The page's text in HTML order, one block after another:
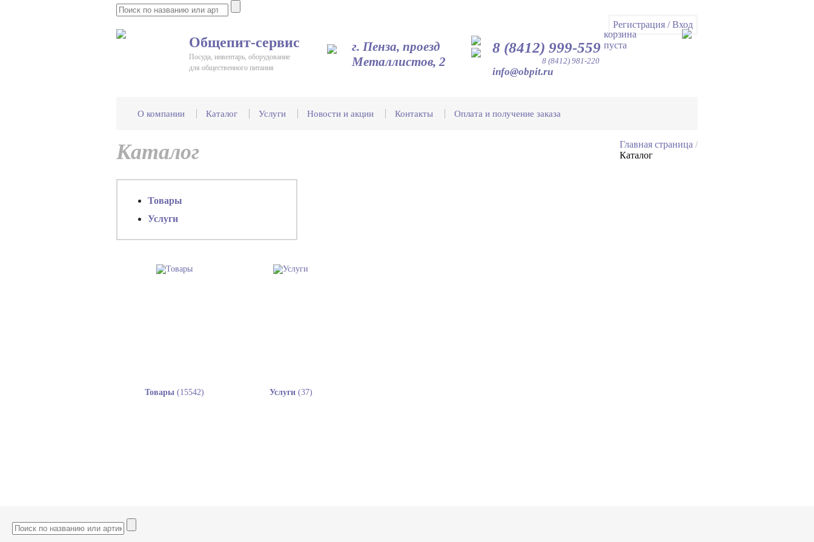
Регистрация /Вход
Общепит-сервис
Посуда, инвентарь, оборудование
для общественного питания
г. Пенза, проезд
Металлистов, 2
8 (8412) 999-559
8 (8412) 981-220
info@obpit.ru
корзина
пуста
О компании Каталог Услуги Новости и акции Контакты Оплата и получение заказа
Каталог Главная страница /
Каталог
Товары
Услуги
Товары (15542) Услуги (37)